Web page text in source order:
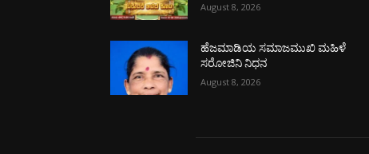
August 8, 2026
ಹೆಜಮಾಡಿಯ ಸಮಾಜಮುಖಿ ಮಹಿಳೆ
ಸರೋಜಿನಿ ನಿಧನ
August 8, 2026